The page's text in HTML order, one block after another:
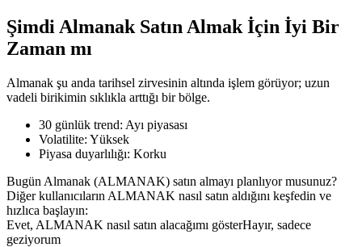
USDC Vadeli İşlemleri
USDC'yi teminat olarak kullanan vadeli işlemler
Şimdi Almanak Satın Almak İçin İyi Bir
Zaman mı
Almanak şu anda tarihsel zirvesinin altında işlem görüyor; uzun
vadeli birikimin sıklıkla arttığı bir bölge.
30 günlük trend: Ayı piyasası
Volatilite: Yüksek
Piyasa duyarlılığı: Korku
Bugün Almanak (ALMANAK) satın almayı planlıyor musunuz?
Diğer kullanıcıların ALMANAK nasıl satın aldığını keşfedin ve
hızlıca başlayın:
Evet, ALMANAK nasıl satın alacağımı gösterHayır, sadece
geziyorum